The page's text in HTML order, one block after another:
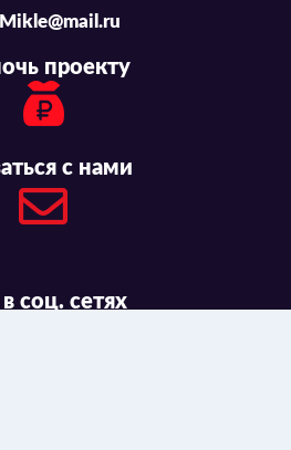
проекту
с нами
соц. сетях